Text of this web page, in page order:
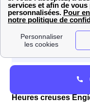
🔌 Type de
Branchement
Liaison en
Heures creuses